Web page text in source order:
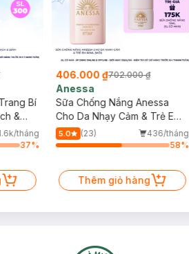
Bí
&
tháng
37%
406.000 ₫702.000 ₫
Anessa
Sữa Chống Nắng Anessa
Cho Da Nhạy Cảm & Trẻ Em
60ml (Mới)
5.0 (23)
436/tháng
58%
Thêm giỏ hàng